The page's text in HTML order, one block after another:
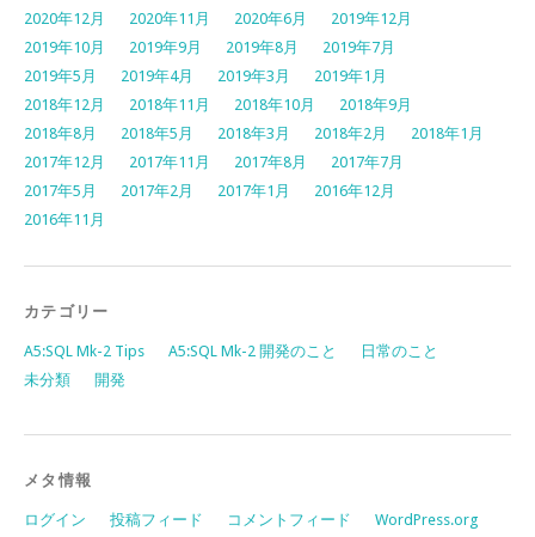
2020年12月
2020年11月 2020年6月
2019年12月
2019年10月
2019年9月 2019年8月
2019年7月
2019年5月
2019年4月 2019年3月
2019年1月
2018年12月
2018年11月 2018年10月
2018年9月
2018年8月
2018年5月 2018年3月 2018年2月
2018年1月
2017年12月
2017年11月 2017年8月
2017年7月
2017年5月
2017年2月 2017年1月
2016年12月
2016年11月
カテゴリー
A5:SQL Mk-2 Tips A5:SQL Mk-2 開発のこと
日常のこと
未分類
開発
メタ情報
ログイン 投稿フィード コメントフィード WordPress.org